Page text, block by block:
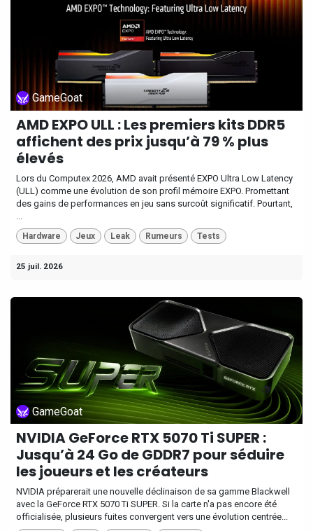
GameGoat
AMD EXPO ULL : Les premiers kits DDR5
affichent des prix jusqu’à 79 % plus
élevés
Lors du Computex 2026, AMD avait présenté EXPO Ultra Low Latency
(ULL) comme une évolution de son profil mémoire EXPO. Promettant
des gains de performances en jeu sans surcoût significatif. Pourtant,
Hardware Jeux Leak Rumeurs Tests
25 juil. 2026
GameGoat
NVIDIA GeForce RTX 5070 Ti SUPER :
Jusqu’à 24 Go de GDDR7 pour séduire
les joueurs et les créateurs
NVIDIA préparerait une nouvelle déclinaison de sa gamme Blackwell
avec la GeForce RTX 5070 Ti SUPER. Si la carte n'a pas encore été
officialisée, plusieurs fuites convergent vers une évolution centrée...